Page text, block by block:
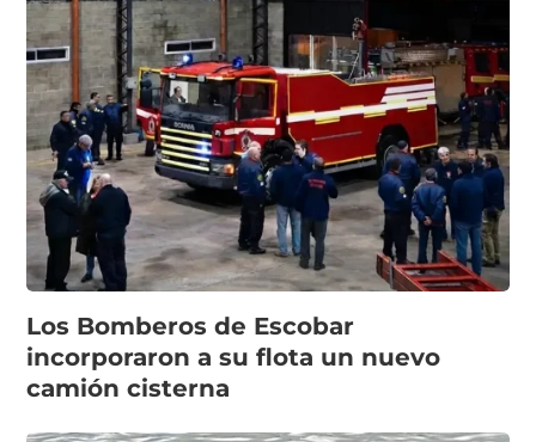
Los Bomberos de Escobar
incorporaron a su flota un nuevo
camión cisterna